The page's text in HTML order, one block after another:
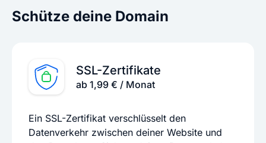
Schütze deine Domain
SSL-Zertifikate
ab 1,99 € / Monat
Ein SSL-Zertifikat verschlüsselt den
Datenverkehr zwischen deiner Website und